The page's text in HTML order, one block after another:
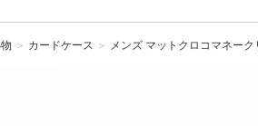
#キーワード #キー
カードケース メンズ マットクロコマネー